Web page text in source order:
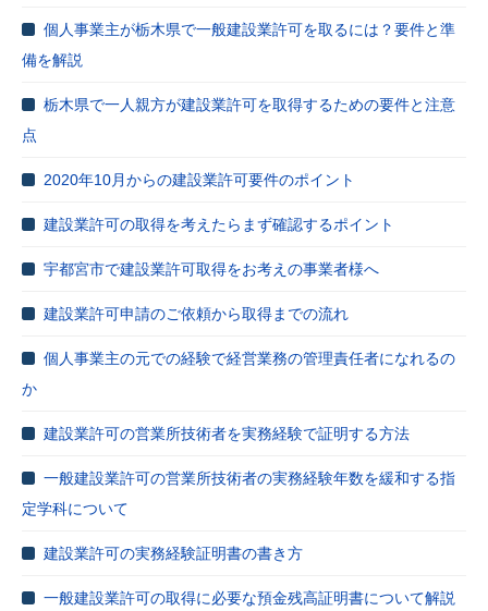
個人事業主が栃木県で一般建設業許可を取るには？要件と準
備を解説
栃木県で一人親方が建設業許可を取得するための要件と注意
点
2020年10月からの建設業許可要件のポイント
建設業許可の取得を考えたらまず確認するポイント
宇都宮市で建設業許可取得をお考えの事業者様へ
建設業許可申請のご依頼から取得までの流れ
個人事業主の元での経験で経営業務の管理責任者になれるの
か
建設業許可の営業所技術者を実務経験で証明する方法
一般建設業許可の営業所技術者の実務経験年数を緩和する指
定学科について
建設業許可の実務経験証明書の書き方
一般建設業許可の取得に必要な預金残高証明書について解説